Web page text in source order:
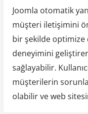
Joomla otomatik
müşteri iletişimini
bir şekilde
deneyimini
sağlayabilir.
müşterilerin
olabilir ve web